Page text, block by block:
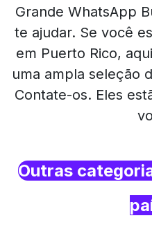
Grande WhatsApp
te ajudar. Se você
em Puerto Rico,
uma ampla seleção
Contate-os. Eles
Outras